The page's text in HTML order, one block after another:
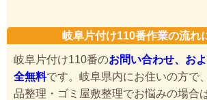
岐阜片付け110番作業の流れ
岐阜片付け110番のお問い合わせ、お
全無料です。岐阜県内にお住いの方で
品整理・ゴミ屋敷整理でお悩みの場合